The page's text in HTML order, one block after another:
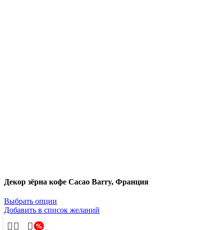
Декор зёрна кофе Cacao Barry, Франция
Выбрать опции
Добавить в список желаний